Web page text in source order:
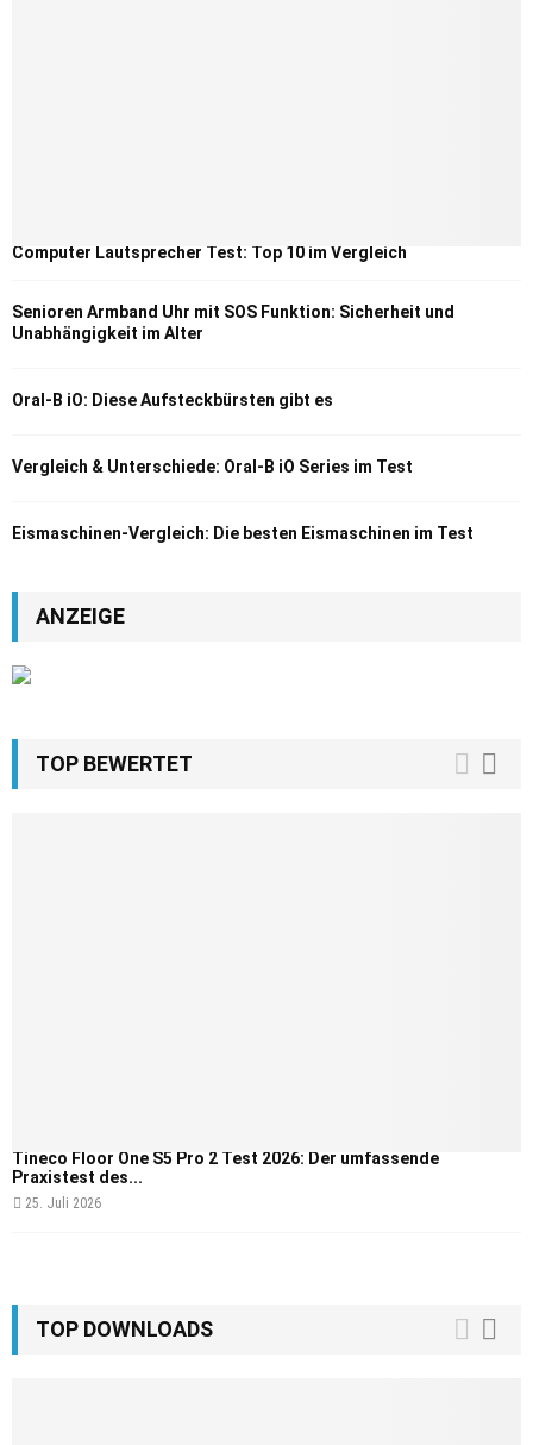
Computer Lautsprecher Test: Top 10 im Vergleich
Senioren Armband Uhr mit SOS Funktion: Sicherheit und
Unabhängigkeit im Alter
Oral-B iO: Diese Aufsteckbürsten gibt es
Vergleich & Unterschiede: Oral-B iO Series im Test
Eismaschinen-Vergleich: Die besten Eismaschinen im Test
ANZEIGE
TOP BEWERTET
Tineco Floor One S5 Pro 2 Test 2026: Der umfassende
Praxistest des...
25. Juli 2026
TOP DOWNLOADS